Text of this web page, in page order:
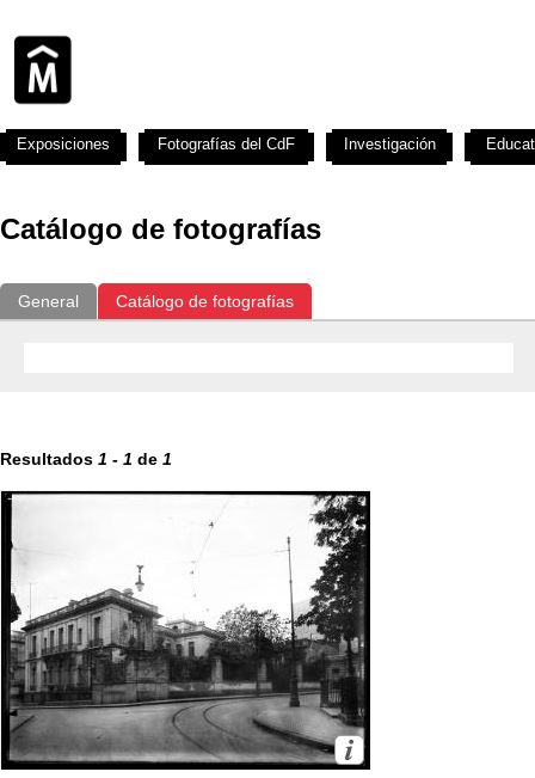
Catálogo de fotografías
General Catálogo de fotografías
Resultados 1 - 1 de 1
Exposiciones Fotografías del CdF Investigación